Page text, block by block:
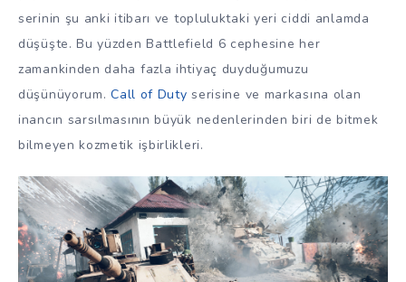
serinin şu anki itibarı ve topluluktaki yeri ciddi anlamda
düşüşte. Bu yüzden Battlefield 6 cephesine her
zamankinden daha fazla ihtiyaç duyduğumuzu
düşünüyorum.Call of Duty serisine ve markasına olan
inancın sarsılmasının büyük nedenlerinden biri de bitmek
bilmeyen kozmetik işbirlikleri.